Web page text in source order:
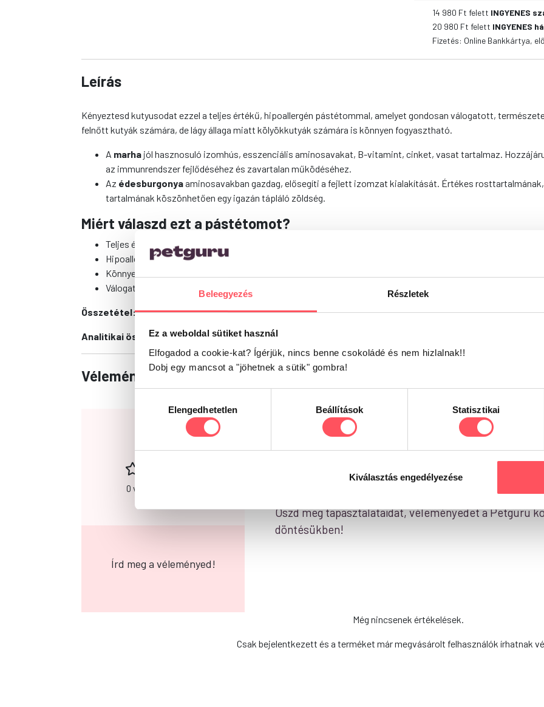
Beleegyezés Részletek
Ez a weboldal sütiket használ
Elfogadod a cookie-kat? Ígérjük, nincs benne csokoládé és nem hizlalnak!!
Dobj egy mancsot a "jöhetnek a sütik" gombra!
kiválasztásaElengedhetetlen Beállítások Statisztikai
Kiválasztás engedélyezése
14 980 Ft felett INGYENES
20 980 Ft felett INGYENES
Fizetés: Online Bankkártya,
Leírás
Kényeztesd kutyusodat ezzel a teljes értékű, hipoallergén pástétommal, amelyet gondosan válogatott,
felnőtt kutyák számára, de lágy állaga miatt kölyökkutyák számára is könnyen fogyasztható.
A marha jól hasznosuló izomhús, esszenciális aminosavakat, B-vitamint, cinket, vasat tartalmaz.
az immunrendszer fejlődéséhez és zavartalan működéséhez.
Az édesburgonyaaminosavakban gazdag, elősegíti a fejlett izomzat kialakítását. Értékes
tartalmának köszönhetően egy igazán tápláló zöldség.
Miért válaszd ezt a pástétomot?
Teljes értékű, vitaminokban és ásványi anyagokban gazdag eledel
Hipoallergén receptúra – érzékeny gyomrú kutyusoknak is ideális
Könnyen fogyasztható, lágy állag – kölykök és felnőttek számára egyaránt tökéletes
Válogatott, természetes összetevők az optimális emészthetőségért
Összetétel:hús- és húsipari melléktermékek (55% marhahús), zöldségek (4% édesburgonya), ásványi anyagok
Analitikai összetevők:Nedvességtartalom: 81,5 %, Nyersfehérje: 9 %, Nyerszsír: 4,5 %, Nyershamu: 2,5 %,
Vélemények
0
0 vélemény alapján
Írd meg a véleményed!
Oszd meg tapasztalataidat, véleményedet a Petguru
döntésükben!
Még nincsenek értékelések.
Csak bejelentkezett és a terméket már megvásárolt felhasználók írhatnak